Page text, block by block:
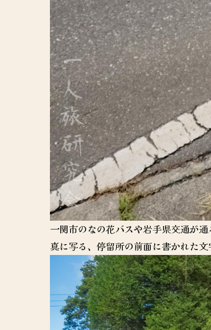
一関市のなの花バスや岩手県交通が
真に写る、停留所の前面に書かれた